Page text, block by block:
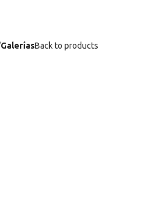
GaleríasBack to products